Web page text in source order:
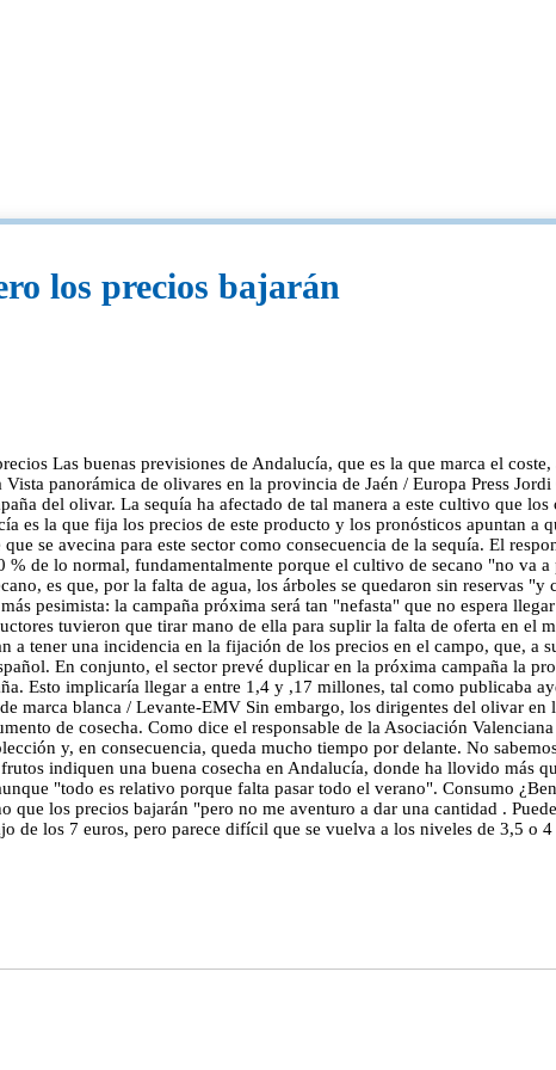
los precios bajarán
Las buenas previsiones de Andalucía, que es la que marca el
panorámica de olivares en la provincia de Jaén / Europa Press
del olivar. La sequía ha afectado de tal manera a este cultivo que
la que fija los precios de este producto y los pronósticos apuntan a
se avecina para este sector como consecuencia de la sequía. El
de lo normal, fundamentalmente porque el cultivo de secano "no va
es que, por la falta de agua, los árboles se quedaron sin reservas
pesimista: la campaña próxima será tan "nefasta" que no espera
tuvieron que tirar mano de ella para suplir la falta de oferta en el
tener una incidencia en la fijación de los precios en el campo, que, a
En conjunto, el sector prevé duplicar en la próxima campaña la
Esto implicaría llegar a entre 1,4 y ,17 millones, tal como publicaba
marca blanca / Levante-EMV Sin embargo, los dirigentes del olivar en
de cosecha. Como dice el responsable de la Asociación
y, en consecuencia, queda mucho tiempo por delante. No
indiquen una buena cosecha en Andalucía, donde ha llovido más
"todo es relativo porque falta pasar todo el verano". Consumo
los precios bajarán "pero no me aventuro a dar una cantidad .
de los 7 euros, pero parece difícil que se vuelva a los niveles de 3,5 o